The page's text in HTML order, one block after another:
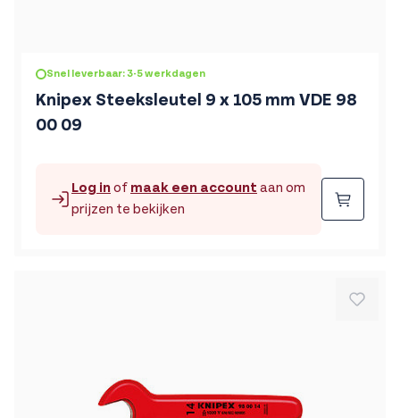
Snel leverbaar: 3-5 werkdagen
Knipex Steeksleutel 9 x 105 mm VDE 98
00 09
Log inof maak een account aan om
prijzen te bekijken